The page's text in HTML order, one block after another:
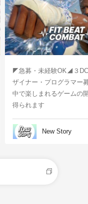
◤急募・未経験OK◢３
ザイナー・プログラマー
中で楽しまれるゲームの
得られます
New Story